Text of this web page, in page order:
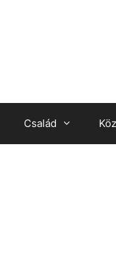
Család